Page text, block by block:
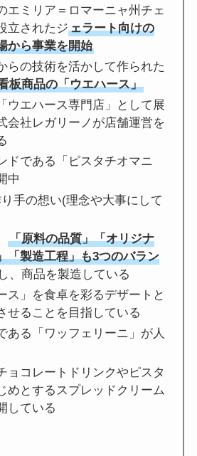
エミリア＝ロマーニャ州チェ
立されたジェラート向けの
から事業を開始
らの技術を活かして作られた
板商品の「ウエハース」
ウエハース専門店」として展
会社レガリーノが店舗運営を
ドである「ピスタチオマニ
中
手の想い(理念や大事にして
「原料の品質」「オリジナ
「製造工程」も3つのバラン
、商品を製造している
ス」を食卓を彩るデザートと
せることを目指している
ある「ワッフェリーニ」が人
ョコレートドリンクやピスタ
めとするスプレッドクリーム
している